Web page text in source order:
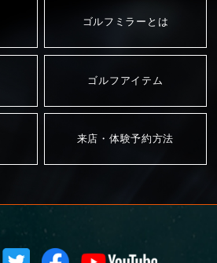
ゴルフミラーとは
ゴルフアイテム
来店・体験予約方法